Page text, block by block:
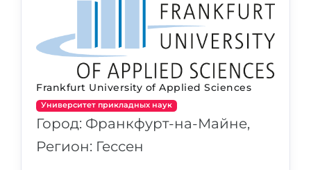
Frankfurt University of Applied Sciences
Университет прикладных наук
Город: Франкфурт-на-Майне,
Регион: Гессен